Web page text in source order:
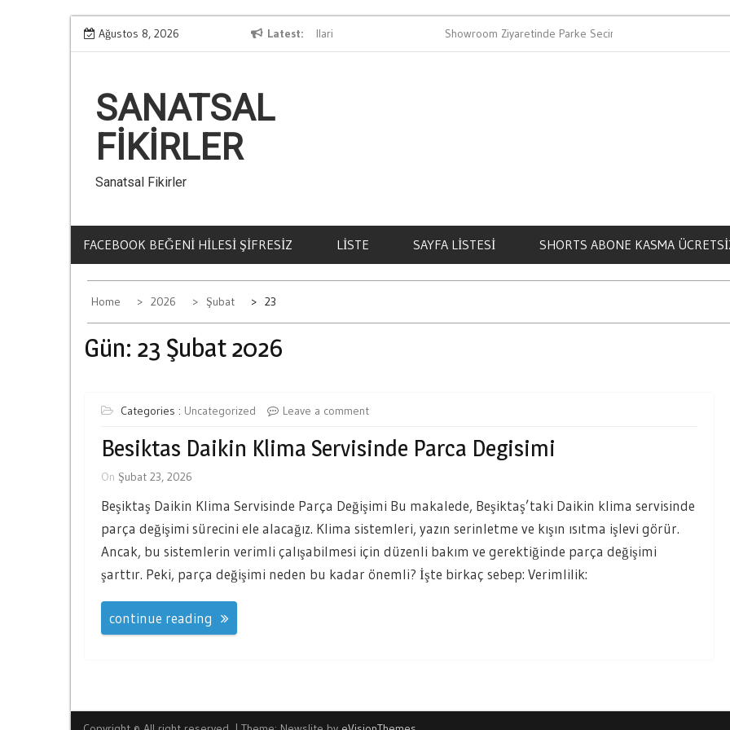
Skip
Ağustos 8, 2026 Latest
Kumar Borclarindan Kurtulmanin Yollari Showroom Ziyaretinde Parke Secimi Nasil Yapilir
SANATSAL
FIKIRLER
Sanatsal Fikirler
FACEBOOK BEĞENI HILESI ŞIFRESIZ LISTE SAYFA LISTESI SHORTS ABONE KASMA
Home 2026 Şubat 23
Gün: 23 Şubat 2026
Categories : Uncategorized Leave a comment
Besiktas Daikin Klima Servisinde Parca Degisimi
On Şubat 23, 2026
Beşiktaş Daikin Klima Servisinde Parça Değişimi Bu makalede, Beşiktaş’taki Daikin klima servisinde
parça değişimi sürecini ele alacağız. Klima sistemleri, yazın serinletme ve kışın ısıtma işlevi görür.
Ancak, bu sistemlerin verimli çalışabilmesi için düzenli bakım ve gerektiğinde parça değişimi
şarttır. Peki, parça değişimi neden bu kadar önemli? İşte birkaç sebep: Verimlilik:
continue reading